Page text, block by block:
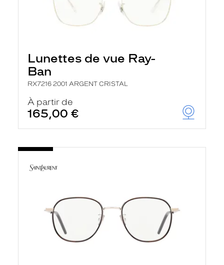
Lunettes de vue Ray-
Ban
RX7216 2001 ARGENT CRISTAL
À partir de
165,00 €